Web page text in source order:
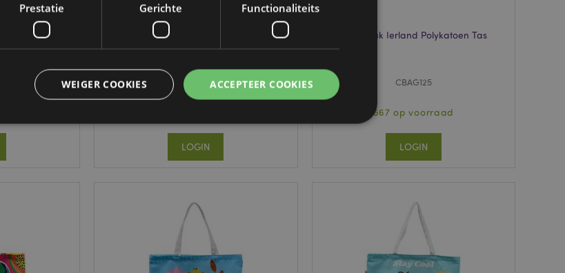
Autumn Harvest Duurzame
Shopper Tas
NWBAG89
LOGIN
Iers Geluk Ierland Polykatoen Tas
CBAG125
667 op voorraad
LOGIN
Prestatie Gerichte Functionaliteits
ACCEPTEER COOKIES
WEIGER COOKIES
Functionaliteits
Omschrijving
Deze cookie wordt gebruikt door de Cookie-
Script.com-service om de cookievoorkeuren
van bezoekers te onthouden. De cookie-banner
van Cookie-Script.com is noodzakelijk om